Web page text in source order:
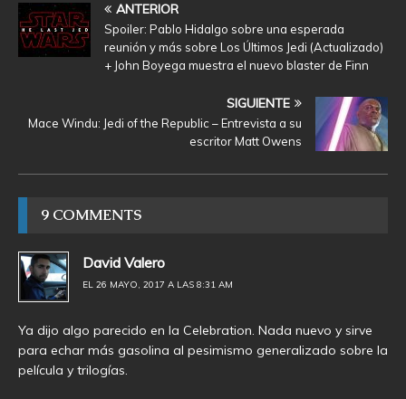
ANTERIOR
Spoiler: Pablo Hidalgo sobre una esperada
reunión y más sobre Los Últimos Jedi (Actualizado)
+ John Boyega muestra el nuevo blaster de Finn
SIGUIENTE
Mace Windu: Jedi of the Republic – Entrevista a su
escritor Matt Owens
9 COMMENTS
David Valero
EL 26 MAYO, 2017 A LAS 8:31 AM
Ya dijo algo parecido en la Celebration. Nada nuevo y sirve
para echar más gasolina al pesimismo generalizado sobre la
película y trilogías.